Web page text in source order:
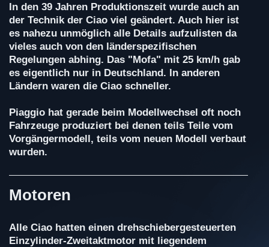
In den 39 Jahren Produktionszeit wurde auch an
der Technik der Ciao viel geändert. Auch hier ist
es nahezu unmöglich alle Details aufzulisten da
vieles auch von den länderspezifischen
Regelungen abhing. Das "Mofa" mit 25 km/h gab
es eigentlich nur in Deutschland. In anderen
Ländern waren die Ciao schneller.
Piaggio hat gerade beim Modellwechsel oft noch
Fahrzeuge produziert bei denen teils Teile vom
Vorgängermodell, teils vom neuen Modell verbaut
wurden.
Motoren
Alle Ciao hatten einen drehschiebergesteuerten
Einzylinder-Zweitaktmotor mit liegendem